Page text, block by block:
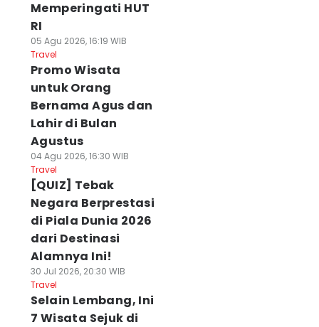
Memperingati HUT
RI
05 Agu 2026, 16:19 WIB
Travel
Promo Wisata
untuk Orang
Bernama Agus dan
Lahir di Bulan
Agustus
04 Agu 2026, 16:30 WIB
Travel
[QUIZ] Tebak
Negara Berprestasi
di Piala Dunia 2026
dari Destinasi
Alamnya Ini!
30 Jul 2026, 20:30 WIB
Travel
Selain Lembang, Ini
7 Wisata Sejuk di